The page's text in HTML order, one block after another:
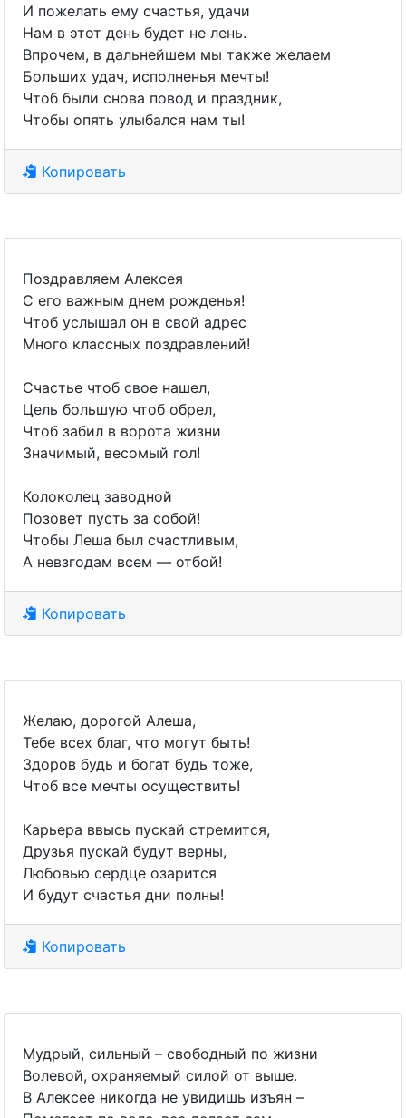
И пожелать ему счастья, удачи
Нам в этот день будет не лень.
Впрочем, в дальнейшем мы также желаем
Больших удач, исполненья мечты!
Чтоб были снова повод и праздник,
Чтобы опять улыбался нам ты!
Копировать
Поздравляем Алексея
С его важным днем рожденья!
Чтоб услышал он в свой адрес
Много классных поздравлений!
Счастье чтоб свое нашел,
Цель большую чтоб обрел,
Чтоб забил в ворота жизни
Значимый, весомый гол!
Колоколец заводной
Позовет пусть за собой!
Чтобы Леша был счастливым,
А невзгодам всем — отбой!
Копировать
Желаю, дорогой Алеша,
Тебе всех благ, что могут быть!
Здоров будь и богат будь тоже,
Чтоб все мечты осуществить!
Карьера ввысь пускай стремится,
Друзья пускай будут верны,
Любовью сердце озарится
И будут счастья дни полны!
Копировать
Мудрый, сильный – свободный по жизни
Волевой, охраняемый силой от выше.
В Алексее никогда не увидишь изъян –